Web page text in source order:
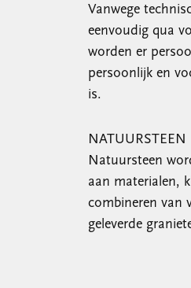
Vanwege
eenvoudig qua
worden er
persoonlijk en
is.
NATUURSTEEN
Natuursteen
aan materialen,
combineren van
geleverde